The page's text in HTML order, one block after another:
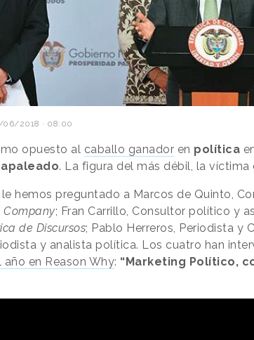
06/2018 · 08:00
opuesto al caballo ganador en política
. La figura del más débil, la víctima
hemos preguntado a Marcos de Quinto,
; Fran Carrillo, Consultor político y
de Discursos; Pablo Herreros, Periodista y
y analista política. Los cuatro han
en Reason Why: “Marketing Político,